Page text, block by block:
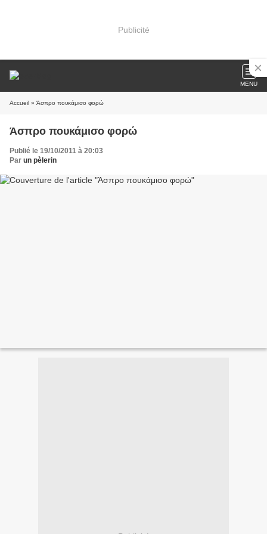
Publicité
MENU
Accueil » Άσπρο πουκάμισο φορώ
Άσπρο πουκάμισο φορώ
Publié le 19/10/2011 à 20:03
Par un pèlerin